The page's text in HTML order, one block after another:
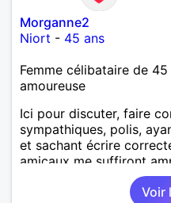
Morganne2
Niort - 45 ans
Femme célibataire de
amoureuse
Ici pour discuter, faire
sympathiques, polis,
et sachant écrire
amicaux me suffiront
la vie, si le charme
une éventuelle relationVoir